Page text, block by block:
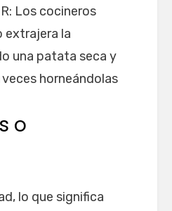
Los cocineros
extrajera la
una patata seca y
horneándolas
o
lo que significa